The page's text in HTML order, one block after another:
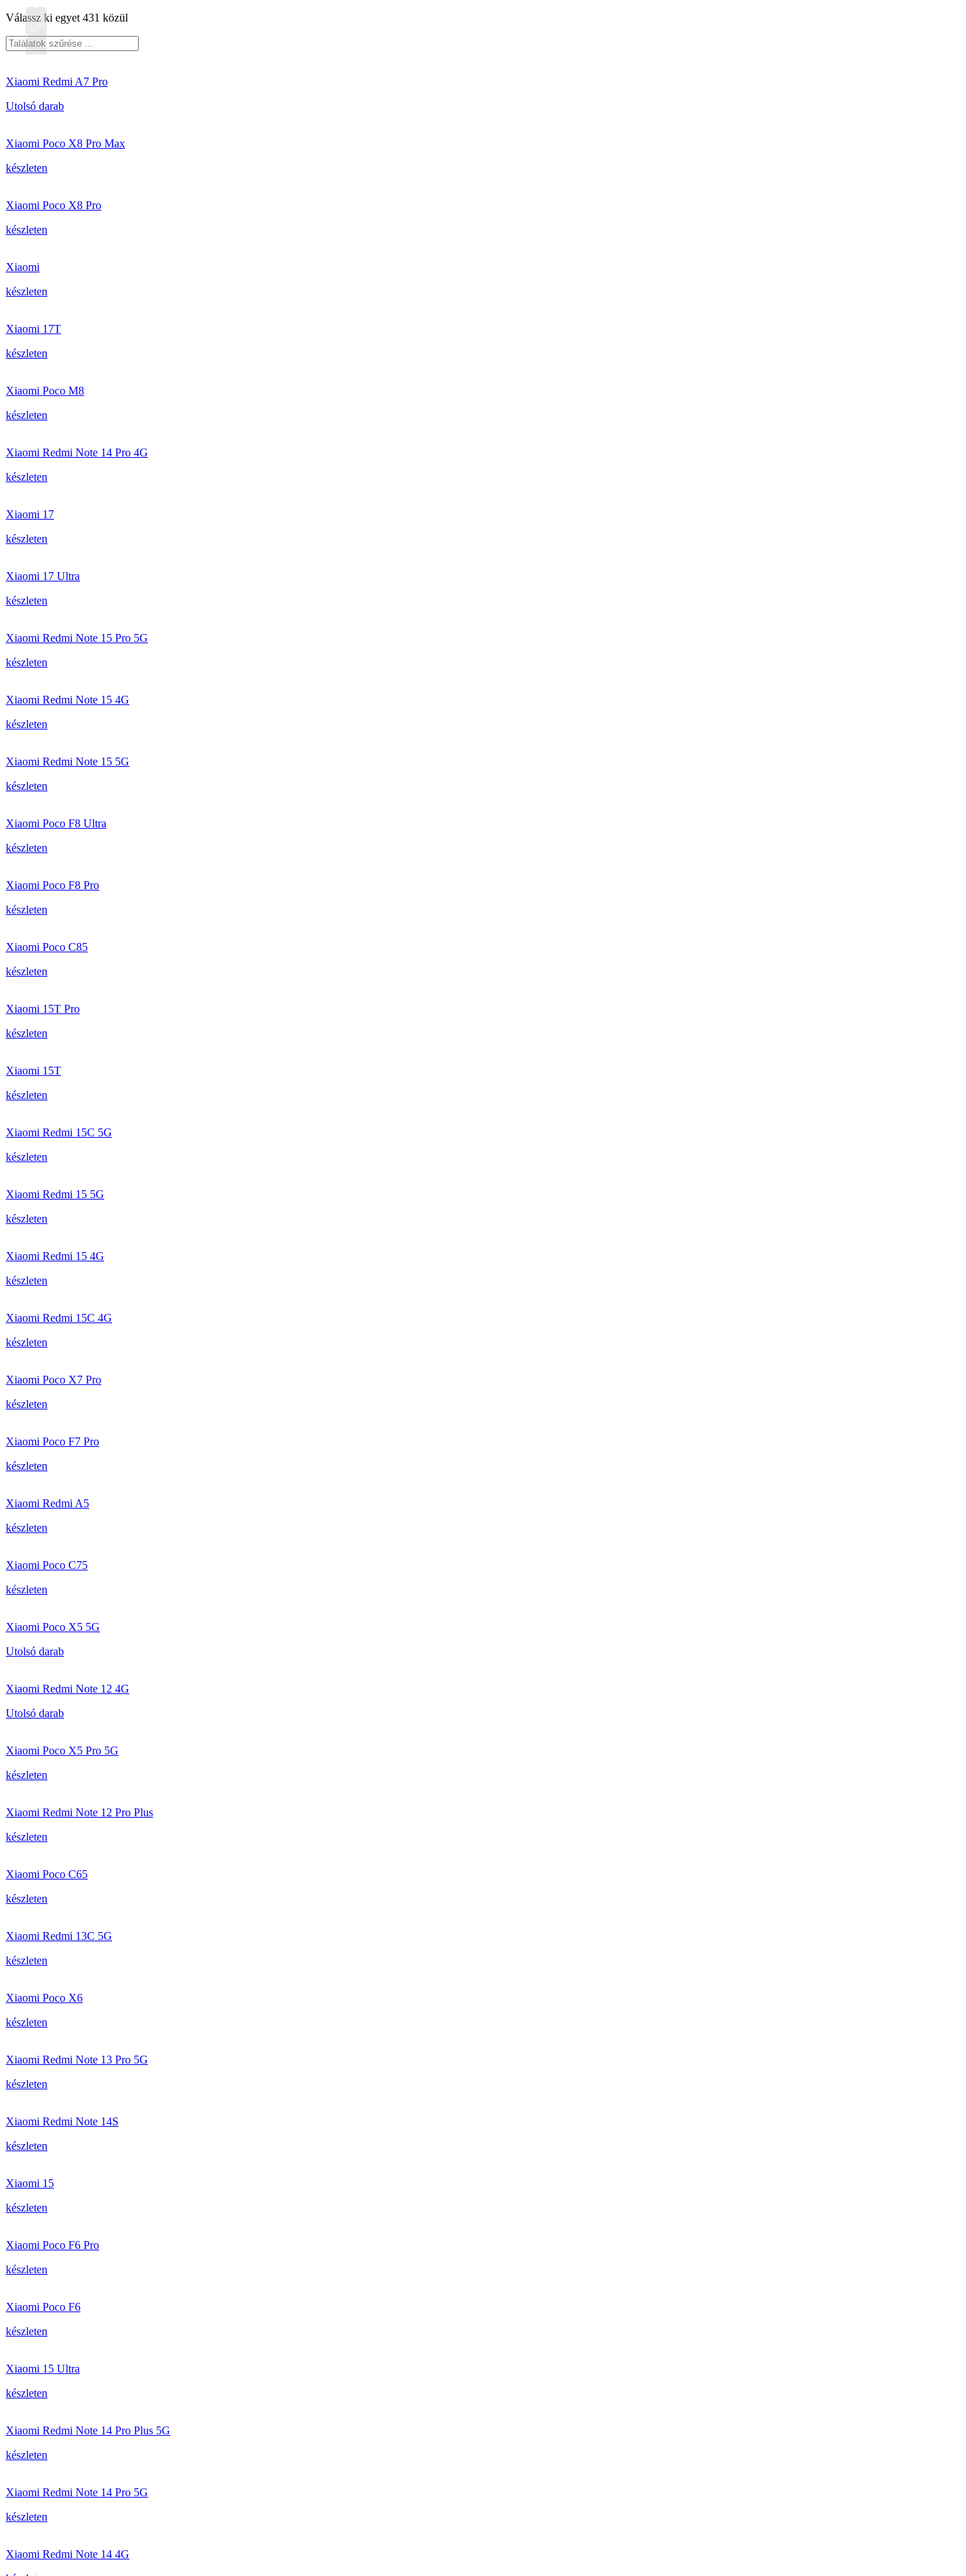
Válassz ki egyet 431 közül
Xiaomi Redmi A7 Pro
Utolsó darab
Xiaomi Poco X8 Pro Max
készleten
Xiaomi Poco X8 Pro
készleten
Xiaomi
készleten
Xiaomi 17T
készleten
Xiaomi Poco M8
készleten
Xiaomi Redmi Note 14 Pro 4G
készleten
Xiaomi 17
készleten
Xiaomi 17 Ultra
készleten
Xiaomi Redmi Note 15 Pro 5G
készleten
Xiaomi Redmi Note 15 4G
készleten
Xiaomi Redmi Note 15 5G
készleten
Xiaomi Poco F8 Ultra
készleten
Xiaomi Poco F8 Pro
készleten
Xiaomi Poco C85
készleten
Xiaomi 15T Pro
készleten
Xiaomi 15T
készleten
Xiaomi Redmi 15C 5G
készleten
Xiaomi Redmi 15 5G
készleten
Xiaomi Redmi 15 4G
készleten
Xiaomi Redmi 15C 4G
készleten
Xiaomi Poco X7 Pro
készleten
Xiaomi Poco F7 Pro
készleten
Xiaomi Redmi A5
készleten
Xiaomi Poco C75
készleten
Xiaomi Poco X5 5G
Utolsó darab
Xiaomi Redmi Note 12 4G
Utolsó darab
Xiaomi Poco X5 Pro 5G
készleten
Xiaomi Redmi Note 12 Pro Plus
készleten
Xiaomi Poco C65
készleten
Xiaomi Redmi 13C 5G
készleten
Xiaomi Poco X6
készleten
Xiaomi Redmi Note 13 Pro 5G
készleten
Xiaomi Redmi Note 14S
készleten
Xiaomi 15
készleten
Xiaomi Poco F6 Pro
készleten
Xiaomi Poco F6
készleten
Xiaomi 15 Ultra
készleten
Xiaomi Redmi Note 14 Pro Plus 5G
készleten
Xiaomi Redmi Note 14 Pro 5G
készleten
Xiaomi Redmi Note 14 4G